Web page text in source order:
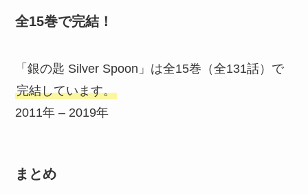
全15巻で完結！
「銀の匙 Silver Spoon」は全15巻（全131話）で
完結しています。
2011年 – 2019年
まとめ